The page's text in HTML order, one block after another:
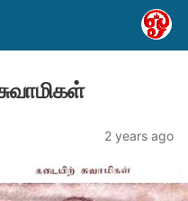
2 years ago